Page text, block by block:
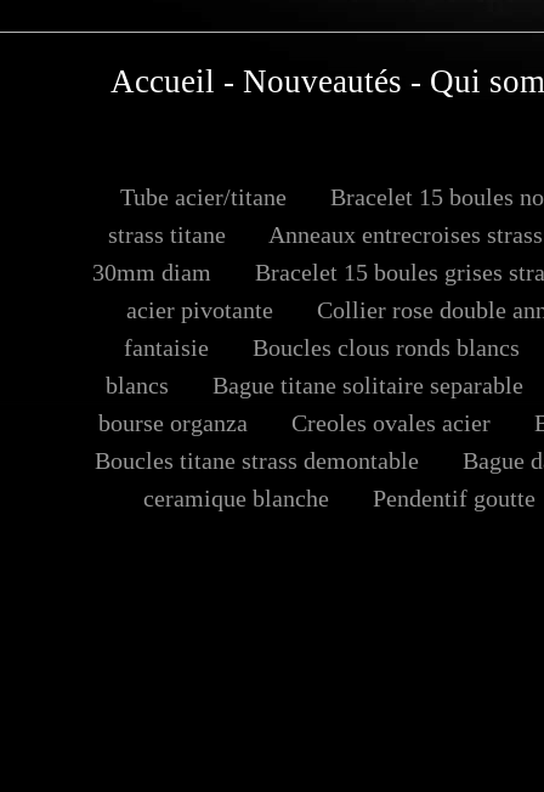
Accueil - Nouveautés - Qui
Tube acier/titane
Bracelet 15 boules
strass titane
Anneaux entrecroises
30mm diam
Bracelet 15 boules grises
acier pivotante
Collier rose double
fantaisie
Boucles clous ronds blancs
blancs
Bague titane solitaire separable
bourse organza
Creoles ovales acier
Boucles titane strass demontable
Bague
ceramique blanche
Pendentif goutte